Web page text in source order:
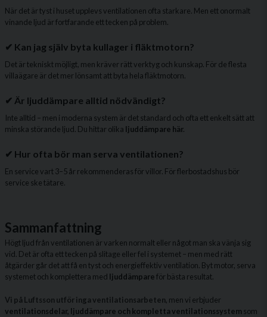
När det är tyst i huset upplevs ventilationen ofta starkare. Men ett onormalt
vinande ljud är fortfarande ett tecken på problem.
✔ Kan jag själv byta kullager i fläktmotorn?
Det är tekniskt möjligt, men kräver rätt verktyg och kunskap. För de flesta
villaägare är det mer lönsamt att byta hela fläktmotorn.
✔ Är ljuddämpare alltid nödvändigt?
Inte alltid – men i moderna system är det standard och ofta ett enkelt sätt att
minska störande ljud. Du hittar olika ljuddämpare här.
✔ Hur ofta bör man serva ventilationen?
En service vart 3–5 år rekommenderas för villor. För flerbostadshus bör
service ske tätare.
Sammanfattning
Högt ljud från ventilationen är varken normalt eller något man ska vänja sig
vid. Det är ofta ett tecken på slitage eller fel i systemet – men med rätt
åtgärder går det att få en tyst och energieffektiv ventilation. Byt motor, serva
systemet och komplettera med ljuddämpareför bästa resultat.
Vi på Luftsson utför inga ventilationsarbeten , men vi erbjuder
ventilationsdelar, ljuddämpare och kompletta ventilationssystem som